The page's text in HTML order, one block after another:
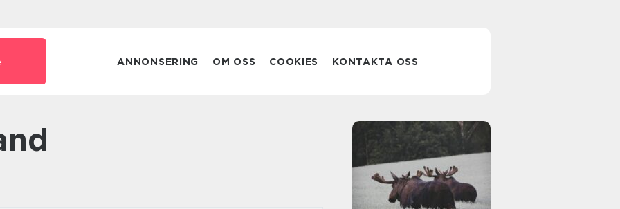
ANNONSERING OM OSS COOKIES KONTAKTA OSS